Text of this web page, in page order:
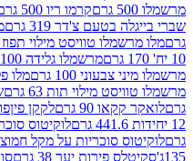
קרמו ריו 500 גרם
קרם פטל
צ'דר 319 גרם
טוויסט מילוי תפוז 63 גרם
מרשמלו גלידה 100 גרם
מרשמלו
100 גרם
מלו פלוס מרשמלו
מילוי תות 63 גרם
שוקולד דובאי 60
90 גרם
לקקן פיןפופ 10 יח' 170 גרם
על מקל חמוצות 120 גרם
פירות יער 38 גרם
סוכריה על מקל